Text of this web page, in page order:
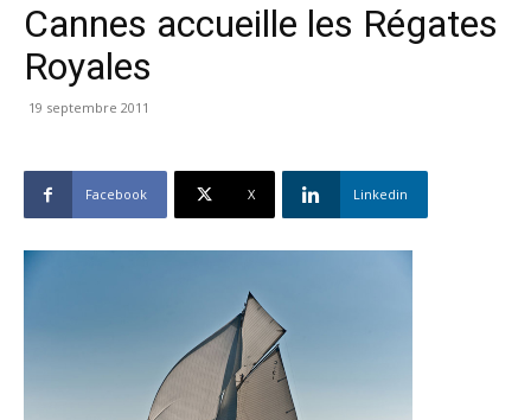
Cannes accueille les Régates
Royales
19 septembre 2011
Facebook X Linkedin